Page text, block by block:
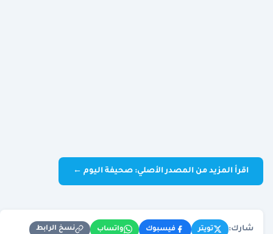
اقرأ المزيد من المصدر الأصلي: صحيفة اليوم ←
شارك: تويتر فيسبوك واتساب نسخ الرابط